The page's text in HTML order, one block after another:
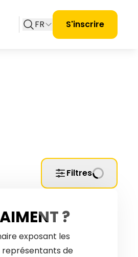
FR S'inscrire
Filtres
?
exposant les
représentants de